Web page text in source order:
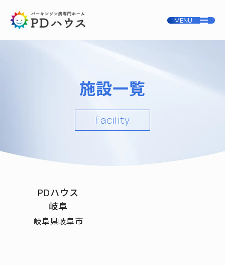
施設一覧
Facility
PDハウス
岐阜
岐阜県岐阜市